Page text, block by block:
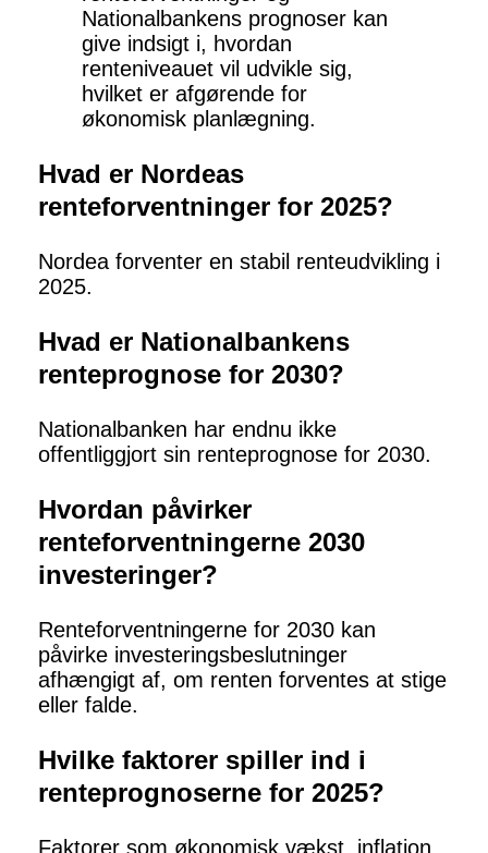
Nationalbankens prognoser kan
give indsigt i, hvordan
renteniveauet vil udvikle sig,
hvilket er afgørende for
økonomisk planlægning.
Hvad er Nordeas
renteforventninger for 2025?
Nordea forventer en stabil renteudvikling i
2025.
Hvad er Nationalbankens
renteprognose for 2030?
Nationalbanken har endnu ikke
offentliggjort sin renteprognose for 2030.
Hvordan påvirker
renteforventningerne 2030
investeringer?
Renteforventningerne for 2030 kan
påvirke investeringsbeslutninger
afhængigt af, om renten forventes at stige
eller falde.
Hvilke faktorer spiller ind i
renteprognoserne for 2025?
Faktorer som økonomisk vækst, inflation